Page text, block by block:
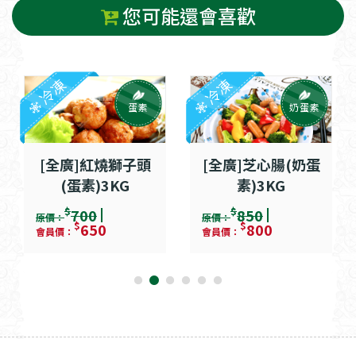
您可能還會喜歡
[全廣]紅燒獅子頭
(蛋素)3KG
原價：$700
會員價： $650
冷凍 蛋素
[全廣]芝心腸(奶蛋
素)3KG
原價：$850
會員價： $800
冷凍 奶蛋素